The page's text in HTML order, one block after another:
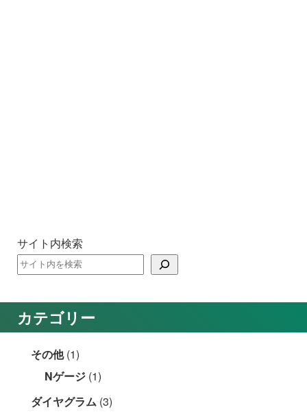
サイト内検索
カテゴリー
その他(1)
Nゲージ (1)
ダイヤグラム (3)